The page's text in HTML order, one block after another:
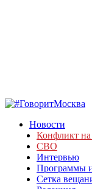
Новости
Конфликт
СВО
Интервью
Программы
Сетка